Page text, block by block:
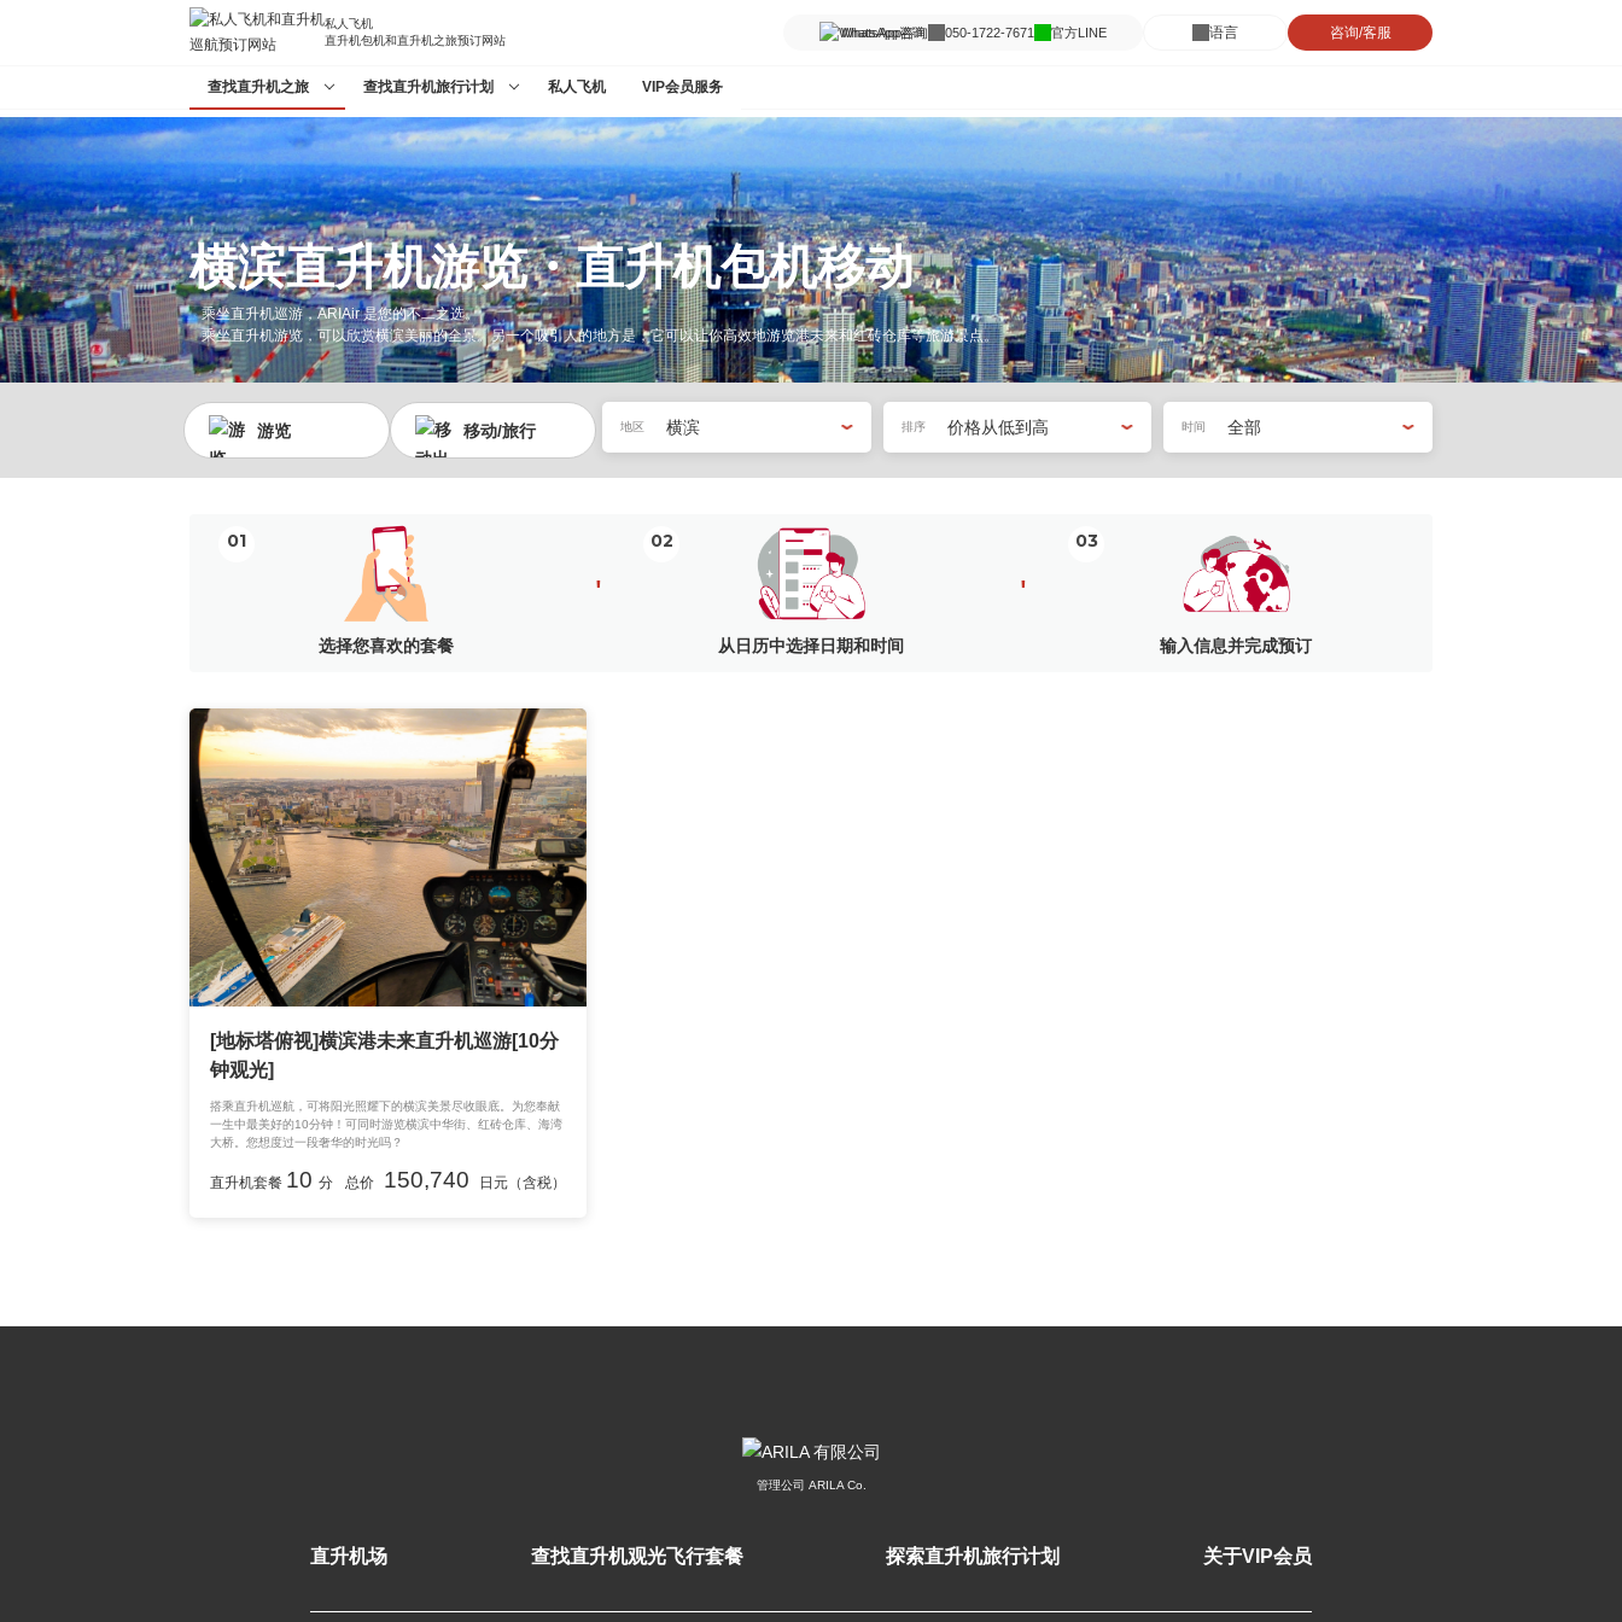
私人飞机
直升机包机和直升机之旅预订网站
WhatsApp咨询 050-1722-7671 官方LINE 语言 咨询/客服
查找直升机之旅 查找直升机旅行计划 私人飞机 VIP会员服务
横滨直升机游览・直升机包机移动
乘坐直升机巡游，ARIAir 是您的不二之选。
乘坐直升机游览，可以欣赏横滨美丽的全景。另一个吸引人的地方是，它可以让你高效地游览港未来和红砖仓库等旅游景点。
游览 移动/旅行
01
选择您喜欢的套餐
'
02
从日历中选择日期和时间
'
03
输入信息并完成预订
[地标塔俯视]横滨港未来直升机巡游[10分
钟观光]
搭乘直升机巡航，可将阳光照耀下的横滨美景尽收眼底。为您奉献
一生中最美好的10分钟！可同时游览横滨中华街、红砖仓库、海湾
大桥。您想度过一段奢华的时光吗？
直升机套餐 10 分 总价 150,740 日元（含税）
管理公司 ARILA Co.
直升机场 查找直升机观光飞行套餐 探索直升机旅行计划 关于VIP会员